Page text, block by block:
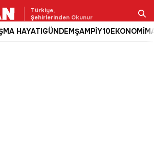
Türkiye,
Şehirlerinden Okunur
HAYATIGÜNDEMŞAMPİY10EKONOMİ
Ara